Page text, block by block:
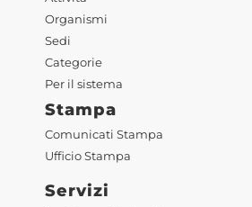
Organismi
Sedi
Categorie
Per il sistema
Stampa
Comunicati Stampa
Ufficio Stampa
Servizi